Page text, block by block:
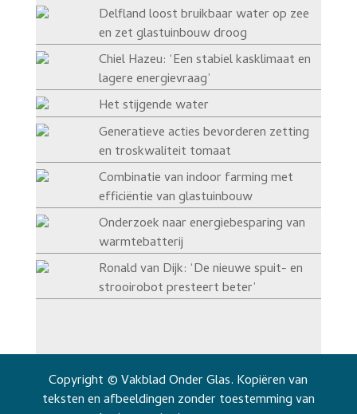
Delfland loost bruikbaar water op zee
en zet glastuinbouw droog
Chiel Hazeu: ‘Een stabiel kasklimaat en
lagere energievraag’
Het stijgende water
Generatieve acties bevorderen zetting
en troskwaliteit tomaat
Combinatie van indoor farming met
efficiëntie van glastuinbouw
Onderzoek naar energiebesparing van
warmtebatterij
Ronald van Dijk: ‘De nieuwe spuit- en
strooirobot presteert beter’
Copyright © Vakblad Onder Glas. Kopiëren van
teksten en afbeeldingen zonder toestemming van